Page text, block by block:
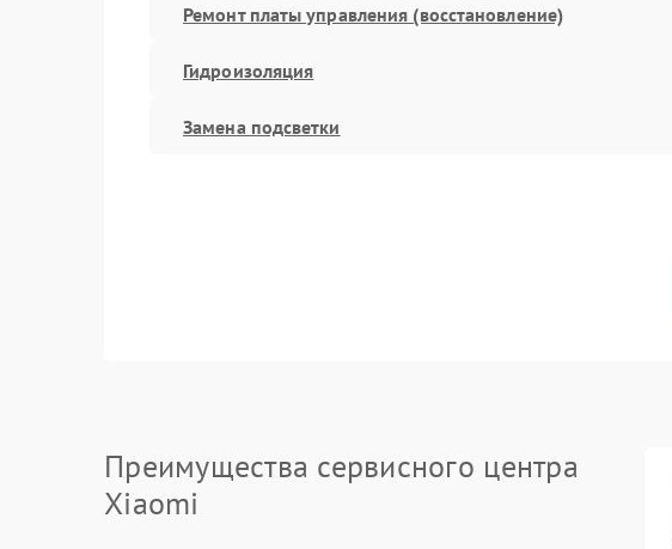
Ремонт платы управления (восстановление)
Гидроизоляция
Замена подсветки
Преимущества сервисного центра
Xiaomi